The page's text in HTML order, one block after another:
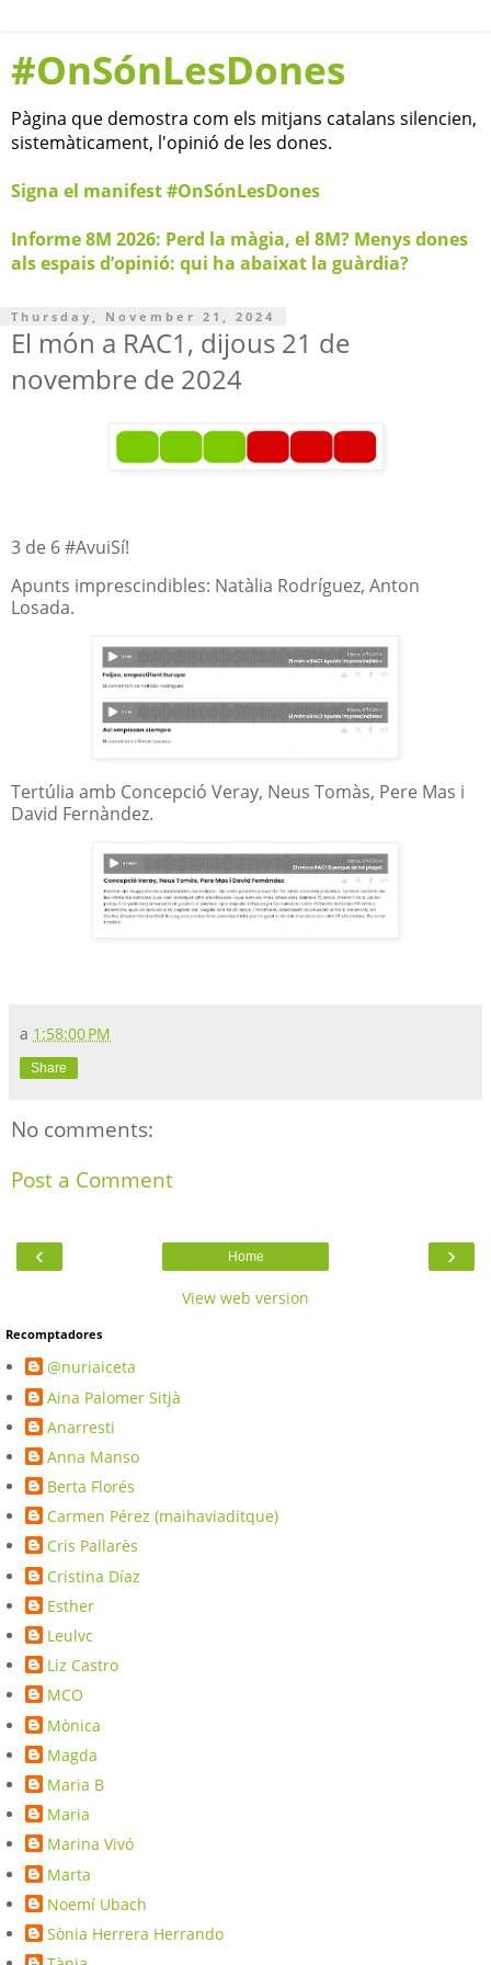
#OnSónLesDones
Pàgina que demostra com els mitjans catalans silencien,
sistemàticament, l'opinió de les dones.
Signa el manifest #OnSónLesDones
Informe 8M 2026: Perd la màgia, el 8M? Menys dones
als espais d’opinió: qui ha abaixat la guàrdia?
Thursday, November 21, 2024
El món a RAC1, dijous 21 de
novembre de 2024
3 de 6 #AvuiSí!
Apunts imprescindibles: Natàlia Rodríguez, Anton
Losada.
Tertúlia amb Concepció Veray, Neus Tomàs, Pere Mas i
David Fernàndez.
a 1:58:00 PM
Share
No comments:
Post a Comment
‹ ›
Home
View web version
Recomptadores
@nuriaiceta
Aina Palomer Sitjà
Anarresti
Anna Manso
Berta Florés
Carmen Pérez (maihaviaditque)
Cris Pallarès
Cristina Díaz
Esther
Leulvc
Liz Castro
MCO
Mònica
Magda
Maria B
Maria
Marina Vivó
Marta
Noemí Ubach
Sònia Herrera Herrando